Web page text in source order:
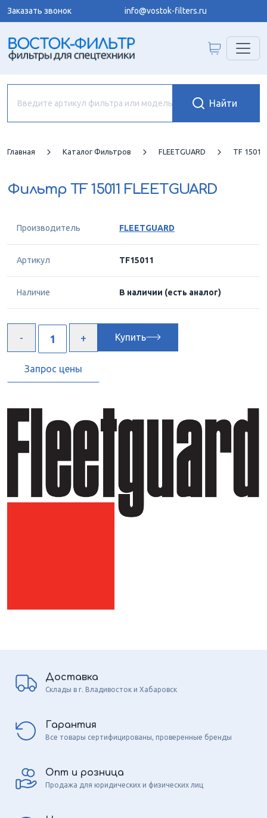
Заказать звонок info@vostok-filters.ru
Главная Каталог Фильтров FLEETGUARD TF 15011
Фильтр TF 15011 FLEETGUARD
Производитель FLEETGUARD
Артикул TF15011
Наличие В наличии (есть аналог)
Купить
Запрос цены
Доставка
Склады в г. Владивосток и Хабаровск
Гарантия
Все товары сертифицированы, проверенные бренды
Опт и розница
Продажа для юридических и физических лиц